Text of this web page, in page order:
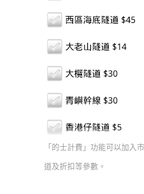
「的士計費」功能可以加入
道及折扣等參數。